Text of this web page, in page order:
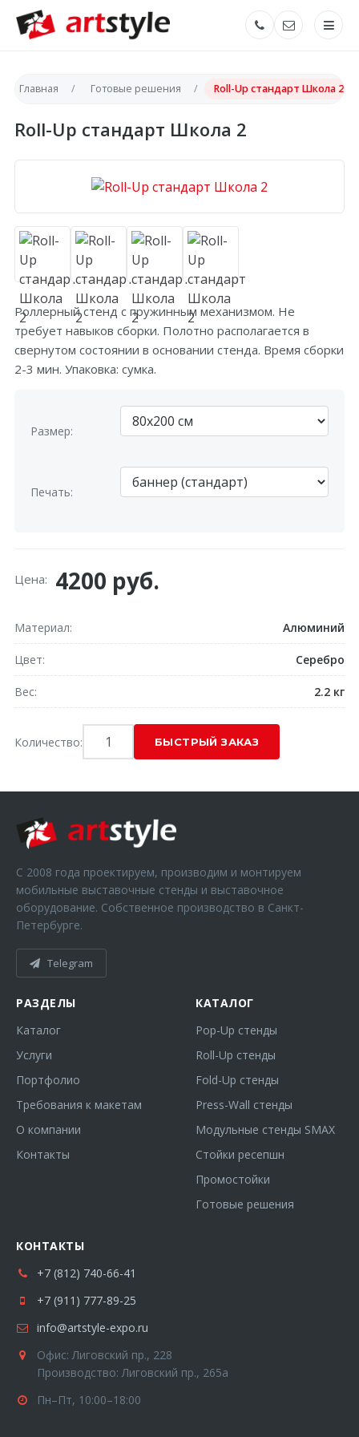
Главная Готовые решения Roll-Up стандарт Школа 2
Roll-Up стандарт Школа 2
Роллерный стенд с пружинным механизмом. Не
требует навыков сборки. Полотно располагается в
свернутом состоянии в основании стенда. Время сборки
2-3 мин. Упаковка: сумка.
Размер:
Печать:
Цена: 4200 руб.
Материал Алюминий
Цвет Серебро
Вес 2.2 кг
Количество:
С 2008 года проектируем, производим и монтируем
мобильные выставочные стенды и выставочное
оборудование. Собственное производство в Санкт-
Петербурге.
Telegram
РАЗДЕЛЫ
Каталог
Услуги
Портфолио
Требования к макетам
О компании
Контакты
КАТАЛОГ
Pop-Up стенды
Roll-Up стенды
Fold-Up стенды
Press-Wall стенды
Модульные стенды SMAX
Стойки ресепшн
Промостойки
Готовые решения
КОНТАКТЫ
+7 (812) 740-66-41
+7 (911) 777-89-25
info@artstyle-expo.ru
Офис: Лиговский пр., 228
Производство: Лиговский пр., 265а
Пн–Пт, 10:00–18:00